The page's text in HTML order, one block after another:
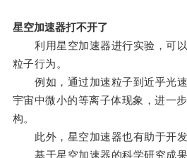
星空加速器打不开了
利用星空加速器进行实验，可以
粒子行为。
例如，通过加速粒子到近乎光速
宇宙中微小的等离子体现象，进一
构。
此外，星空加速器也有助于开发
基于星空加速器的科学研究成果